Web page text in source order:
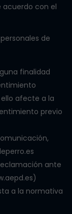
acuerdo con el
de
finalidad
afecte a la
previo
ante
)
a la normativa